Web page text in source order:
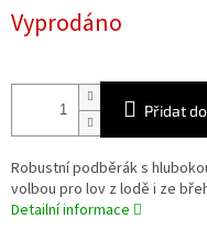
cena:
Vyprodáno
Přidat
Robustní podběrák s
volbou pro lov z lodě i ze
Detailní informace